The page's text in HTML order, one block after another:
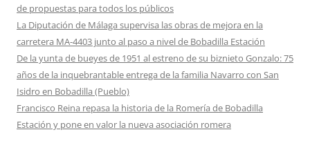
de propuestas para todos los públicos
La Diputación de Málaga supervisa las obras de mejora en la
carretera MA-4403 junto al paso a nivel de Bobadilla Estación
De la yunta de bueyes de 1951 al estreno de su biznieto Gonzalo: 75
años de la inquebrantable entrega de la familia Navarro con San
Isidro en Bobadilla (Pueblo)
Francisco Reina repasa la historia de la Romería de Bobadilla
Estación y pone en valor la nueva asociación romera